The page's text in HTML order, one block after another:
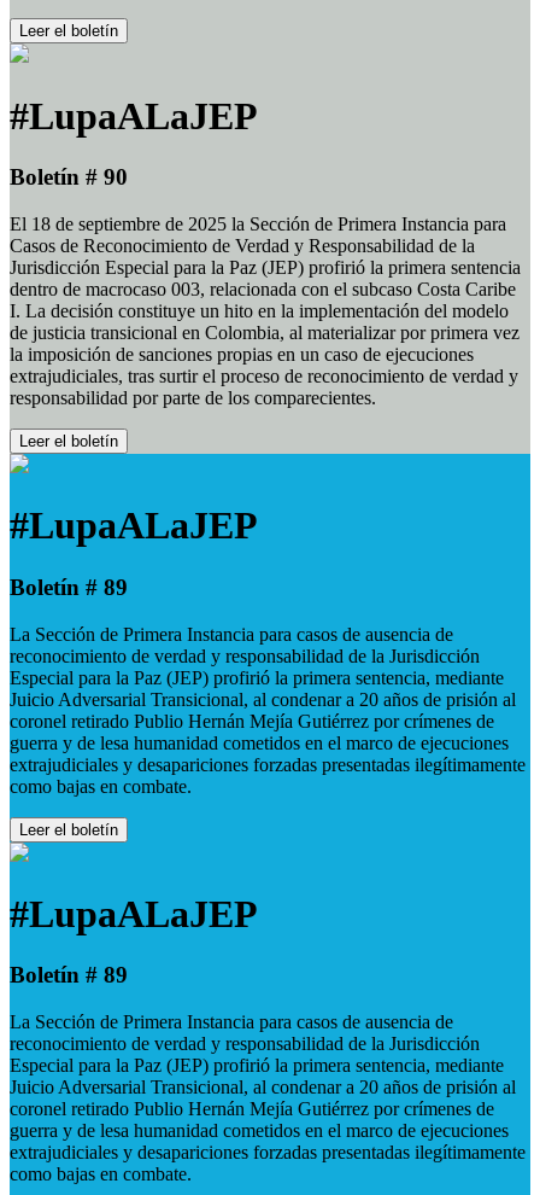
Leer el boletín
#LupaALaJEP
Boletín # 90
El 18 de septiembre de 2025 la Sección de Primera Instancia para
Casos de Reconocimiento de Verdad y Responsabilidad de la
Jurisdicción Especial para la Paz (JEP) profirió la primera sentencia
dentro de macrocaso 003, relacionada con el subcaso Costa Caribe
I. La decisión constituye un hito en la implementación del modelo
de justicia transicional en Colombia, al materializar por primera vez
la imposición de sanciones propias en un caso de ejecuciones
extrajudiciales, tras surtir el proceso de reconocimiento de verdad y
responsabilidad por parte de los comparecientes.
Leer el boletín
#LupaALaJEP
Boletín # 89
La Sección de Primera Instancia para casos de ausencia de
reconocimiento de verdad y responsabilidad de la Jurisdicción
Especial para la Paz (JEP) profirió la primera sentencia, mediante
Juicio Adversarial Transicional, al condenar a 20 años de prisión al
coronel retirado Publio Hernán Mejía Gutiérrez por crímenes de
guerra y de lesa humanidad cometidos en el marco de ejecuciones
extrajudiciales y desapariciones forzadas presentadas ilegítimamente
como bajas en combate.
Leer el boletín
#LupaALaJEP
Boletín # 89
La Sección de Primera Instancia para casos de ausencia de
reconocimiento de verdad y responsabilidad de la Jurisdicción
Especial para la Paz (JEP) profirió la primera sentencia, mediante
Juicio Adversarial Transicional, al condenar a 20 años de prisión al
coronel retirado Publio Hernán Mejía Gutiérrez por crímenes de
guerra y de lesa humanidad cometidos en el marco de ejecuciones
extrajudiciales y desapariciones forzadas presentadas ilegítimamente
como bajas en combate.